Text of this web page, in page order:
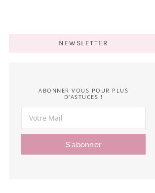
NEWSLETTER
ABONNER VOUS POUR PLUS
D'ASTUCES !
S'abonner